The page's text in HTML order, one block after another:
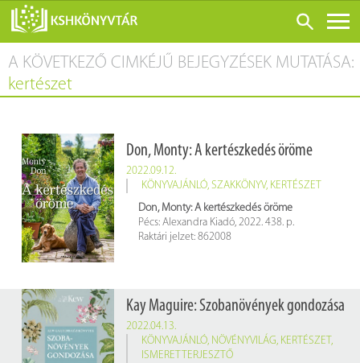
ONLINE KATALÓGUS
RÓLUNK
SZOLGÁLTATÁSOK
KONFERENCIÁK
ADATBÁZISOK
BLOG
A KÖVETKEZŐ CIMKÉJŰ BEJEGYZÉSEK MUTATÁSA:
kertészet
Don, Monty: A kertészkedés öröme
2022.09.12.
KÖNYVAJÁNLÓ, SZAKKÖNYV, KERTÉSZET
Don, Monty: A kertészkedés öröme
Pécs: Alexandra Kiadó, 2022. 438. p.
Raktári jelzet: 862008
Kay Maguire: Szobanövények gondozása
2022.04.13.
KÖNYVAJÁNLÓ, NÖVÉNYVILÁG, KERTÉSZET ,
ISMERETTERJESZTŐ